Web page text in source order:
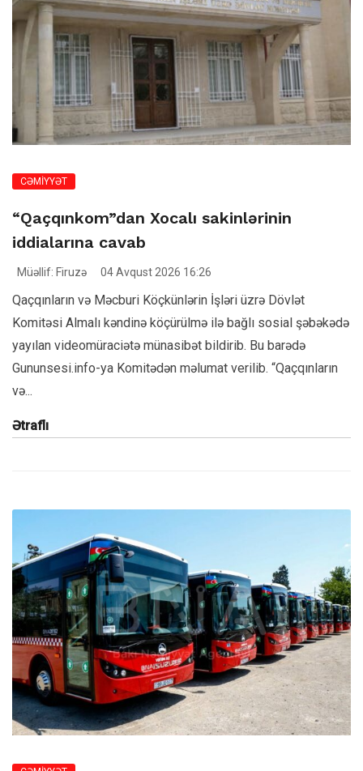
CƏMİYYƏT
“Qaçqınkom”dan Xocalı sakinlərinin
iddialarına cavab
Müəllif: Firuzə 04 Avqust 2026 16:26
Qaçqınların və Məcburi Köçkünlərin İşləri üzrə Dövlət
Komitəsi Almalı kəndinə köçürülmə ilə bağlı sosial şəbəkədə
yayılan videomüraciətə münasibət bildirib. Bu barədə
Gununsesi.info-ya Komitədən məlumat verilib. “Qaçqınların
və...
Ətraflı